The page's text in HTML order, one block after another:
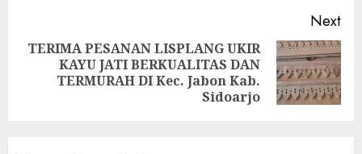
Next
TERIMA PESANAN LISPLANG UKIR
KAYU JATI BERKUALITAS DAN
TERMURAH DI Kec. Jabon Kab.
Sidoarjo